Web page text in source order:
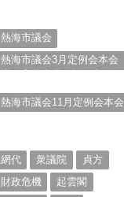
熱海市議会
熱海市議会3月定例会本会
熱海市議会11月定例会本会
網代
衆議院
貞方
財政危機
起雲閣